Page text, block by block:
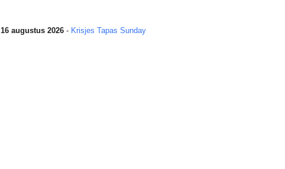
16 augustus 2026- Krisjes Tapas Sunday